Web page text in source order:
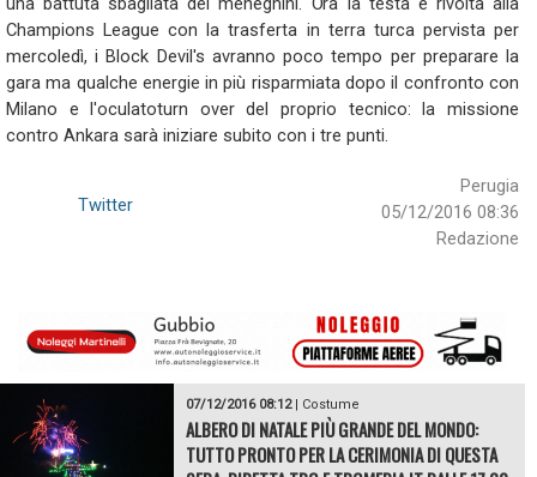
Champions League con la trasferta in terra turca pervista per
mercoledì, i Block Devil's avranno poco tempo per preparare la
gara ma qualche energie in più risparmiata dopo il confronto con
Milano e l'oculatoturn over del proprio tecnico: la missione
contro Ankara sarà iniziare subito con i tre punti.
Perugia
05/12/2016 08:36
Redazione
Twitter
07/12/2016 08:12| Costume
ALBERO DI NATALE PIÙ GRANDE DEL MONDO:
TUTTO PRONTO PER LA CERIMONIA DI QUESTA